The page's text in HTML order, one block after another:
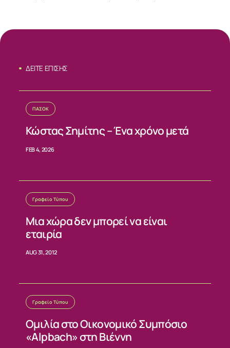
ΣΧΕΤΙΚΑ
ΝΕΑ
ΕΠΙΚΟΙΝΩΝΙΑ
ΔΕΙΤΕ ΕΠΙΣΗΣ
ΠΑΣΟΚ
Κώστας Σημίτης – Ένα χρόνο μετά
FEB 4, 2026
Γραφείο Τύπου
Μια χώρα δεν μπορεί να είναι
εταιρία
AUG 31, 2012
Γραφείο Τύπου
Ομιλία στο Οικονομικό Συμπόσιο
«Alpbach» στη Βιέννη